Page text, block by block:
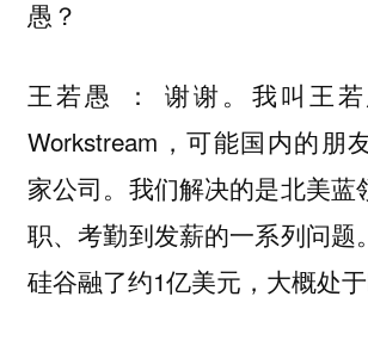
愚？
王若愚 ：
谢谢。我叫王
Workstream，可能国内的朋
家公司。我们解决的是北美蓝
职、考勤到发薪的一系列问题
硅谷融了约1亿美元，大概处于